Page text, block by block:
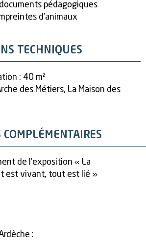
pédagogiques
d’animaux
TECHNIQUES
: 40 m²
des Métiers, La Maison des
COMPLÉMENTAIRES
de l’exposition « La
est vivant, tout est lié »
: